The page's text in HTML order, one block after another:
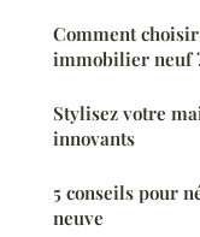
Comment
immobilier neuf
Stylisez votre
innovants
5 conseils pour
neuve